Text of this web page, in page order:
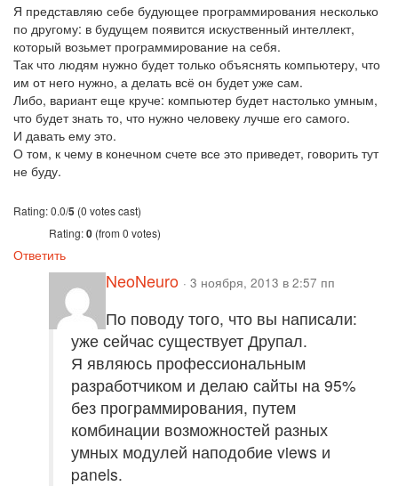
Я представляю себе будующее программирования несколько
по другому: в будущем появится искуственный интеллект,
который возьмет программирование на себя.
Так что людям нужно будет только объяснять компьютеру, что
им от него нужно, а делать всё он будет уже сам.
Либо, вариант еще круче: компьютер будет настолько умным,
что будет знать то, что нужно человеку лучше его самого.
И давать ему это.
О том, к чему в конечном счете все это приведет, говорить тут
не буду.
Rating: 0.0/5 (0 votes cast)
Rating:0 (from 0 votes)
Ответить
NeoNeuro · 3 ноября, 2013 в 2:57 пп
По поводу того, что вы написали:
уже сейчас существует Друпал.
Я являюсь профессиональным
разработчиком и делаю сайты на 95%
без программирования, путем
комбинации возможностей разных
умных модулей наподобие views и
panels.